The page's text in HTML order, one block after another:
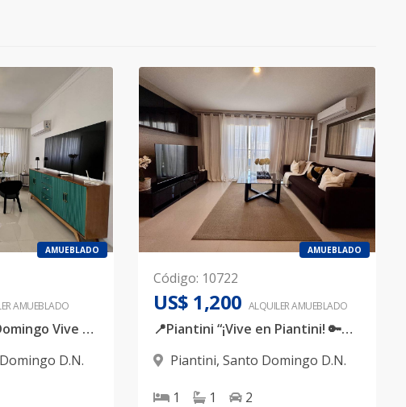
AMUEBLADO
AMUEBLADO
Piantini | Santo Domingo Vive con estilo en una de las zonas más exclusivas y céntricas de la ciudad. Te presentamos este moderno apartamento de 1 habitación completamente amueblado
D.N.
AMUEBLADO
Código: 10722
US$ 1,200 ALQUILERAMUEBLADO
📍Piantini “¡Vive en Piantini! 🔑✨ Apartamento de 1 habitación completamente amoblado. Confort, estilo y la mejor ubicación de Santo Domingo.” ✅ Precio: US$ 1.200
Piantini, Santo Domingo D.N.
1 1 2